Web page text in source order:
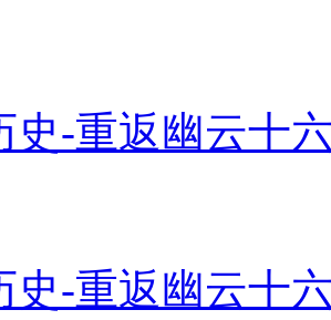
史-重返幽云十
史-重返幽云十